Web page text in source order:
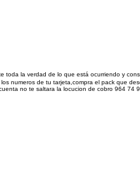
toda la verdad de lo que está ocurriendo y
numeros de tu tarjeta,compra el pack que
no te saltara la locucion de cobro 964 74